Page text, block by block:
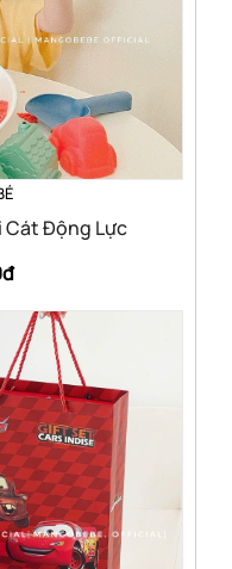
Cát Động Lực